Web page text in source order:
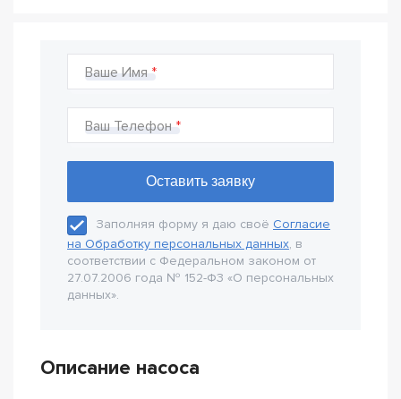
Ваше Имя
Ваш Телефон
Заполняя форму я даю своё Согласие
на Обработку персональных данных, в
соответствии с Федеральном законом от
27.07.2006 года № 152-Ф3 «О персональных
данных».
Описание насоса